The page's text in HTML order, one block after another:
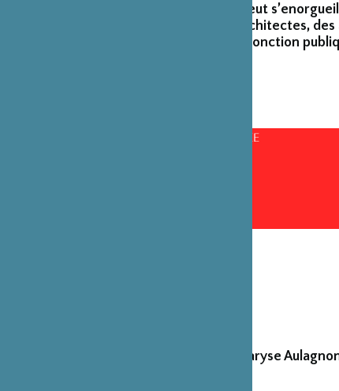
La Fondation peut
créateurs et architectes,
émérites de la fonction
CONSEILS D’ADMINISTRATION PAR ANNÉE
Maryse